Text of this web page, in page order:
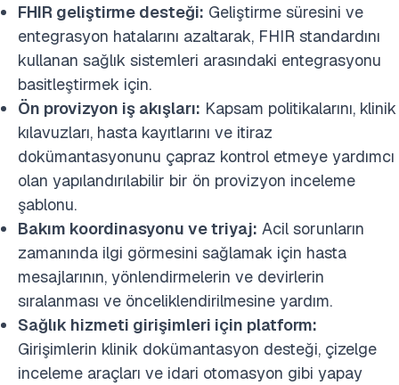
FHIR geliştirme desteği: Geliştirme süresini ve
entegrasyon hatalarını azaltarak, FHIR standardını
kullanan sağlık sistemleri arasındaki entegrasyonu
basitleştirmek için.
Ön provizyon iş akışları: Kapsam politikalarını, klinik
kılavuzları, hasta kayıtlarını ve itiraz
dokümantasyonunu çapraz kontrol etmeye yardımcı
olan yapılandırılabilir bir ön provizyon inceleme
şablonu.
Bakım koordinasyonu ve triyaj: Acil sorunların
zamanında ilgi görmesini sağlamak için hasta
mesajlarının, yönlendirmelerin ve devirlerin
sıralanması ve önceliklendirilmesine yardım.
Sağlık hizmeti girişimleri için platform:
Girişimlerin klinik dokümantasyon desteği, çizelge
inceleme araçları ve idari otomasyon gibi yapay